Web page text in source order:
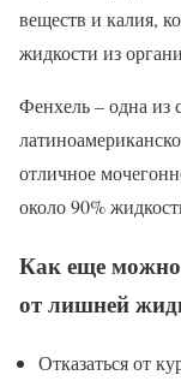
веществ и калия,
жидкости из
Фенхель – одна из
отличное
около 90%
Как еще можно
от лишней
Отказаться от